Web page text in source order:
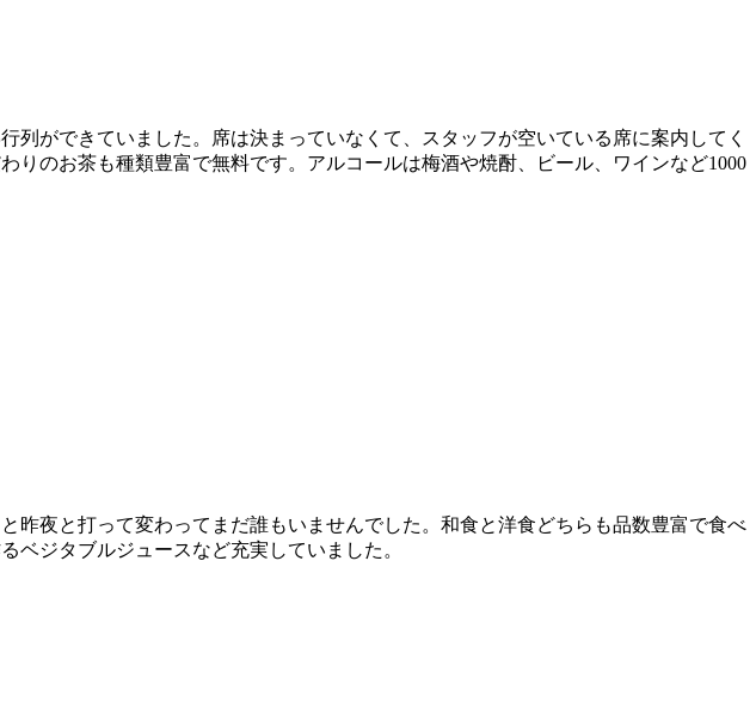
ができていました。席は決まっていなくて、スタッフが空いている席に案内してく
のお茶も種類豊富で無料です。アルコールは梅酒や焼酎、ビール、ワインなど1000
夜と打って変わってまだ誰もいませんでした。和食と洋食どちらも品数豊富で食べ
ベジタブルジュースなど充実していました。